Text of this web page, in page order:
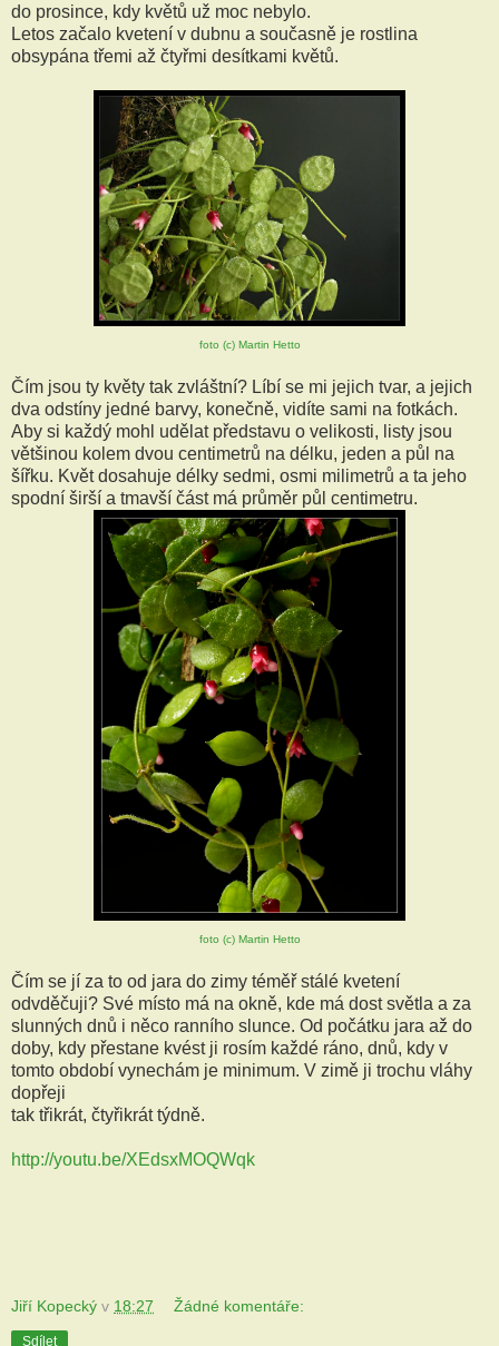
do prosince, kdy květů už moc nebylo.
Letos začalo kvetení v dubnu a současně je rostlina
obsypána třemi až čtyřmi desítkami květů.
foto (c) Martin Hetto
Čím jsou ty květy tak zvláštní? Líbí se mi jejich tvar, a jejich
dva odstíny jedné barvy, konečně, vidíte sami na fotkách.
Aby si každý mohl udělat představu o velikosti, listy jsou
většinou kolem dvou centimetrů na délku, jeden a půl na
šířku. Květ dosahuje délky sedmi, osmi milimetrů a ta jeho
spodní širší a tmavší část má průměr půl centimetru.
foto (c) Martin Hetto
Čím se jí za to od jara do zimy téměř stálé kvetení
odvděčuji? Své místo má na okně, kde má dost světla a za
slunných dnů i něco ranního slunce. Od počátku jara až do
doby, kdy přestane kvést ji rosím každé ráno, dnů, kdy v
tomto období vynechám je minimum. V zimě ji trochu vláhy
dopřeji
tak třikrát, čtyřikrát týdně.
http://youtu.be/XEdsxMOQWqk
Jiří Kopecký v 18:27 Žádné komentáře:
Sdílet